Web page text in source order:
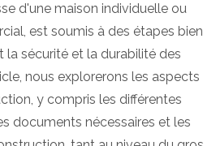
d'une maison individuelle ou
est soumis à des étapes bien
la sécurité et la durabilité des
nous explorerons les aspects
y compris les différentes
documents nécessaires et les